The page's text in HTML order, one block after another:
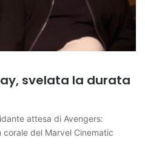
svelata la durata
attesa di Avengers:
del Marvel Cinematic